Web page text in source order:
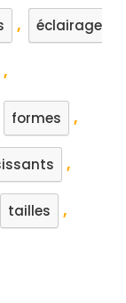
, éclairage
,
formes ,
,
tailles ,